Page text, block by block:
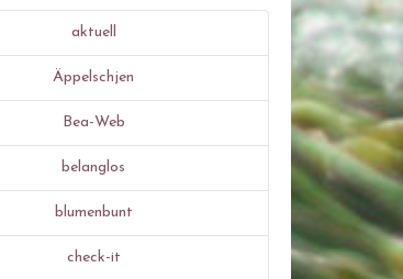
aktuell
Äppelschjen
Bea-Web
belanglos
blumenbunt
check-it